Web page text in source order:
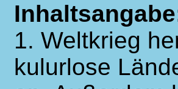
1. Weltkrieg
kulurlose